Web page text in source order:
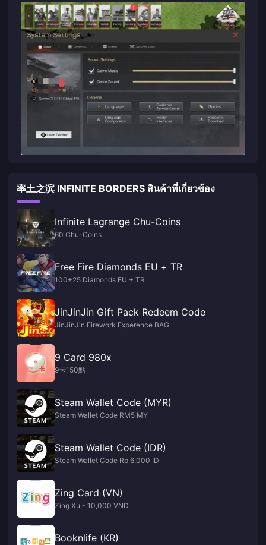
率土之滨 INFINITE BORDERS สินค้าที่เกี่ยวข้อง
Infinite Lagrange Chu-Coins
60 Chu-Coins
Free Fire Diamonds EU + TR
100+25 Diamonds EU + TR
JinJinJin Gift Pack Redeem Code
JinJinJin Firework Experence BAG
9 Card 980x
9卡150點
Steam Wallet Code (MYR)
Steam Wallet Code RM5 MY
Steam Wallet Code (IDR)
Steam Wallet Code Rp 6,000 ID
Zing Card (VN)
Zing Xu - 10,000 VND
Booknlife (KR)